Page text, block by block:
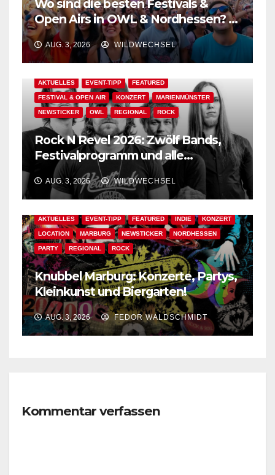
Wo sind die besten Festivals &
Open Airs in OWL & Nordhessen? –
Der Ww-Festival-Planer!
AUG. 3, 2026 WILDWECHSEL
AKTUELLES EVENT-TIPP FEATURED
FESTIVAL & OPEN AIR KONZERT MARIENMÜNSTER
NEWSTICKER OWL REGIONAL ROCK
Rock N Revel 2026: Zwölf Bands,
Festivalprogramm und alle
wichtigen Informationen!
AUG. 3, 2026 WILDWECHSEL
AKTUELLES EVENT-TIPP FEATURED INDIE KONZERT
LOCATION MARBURG NEWSTICKER NORDHESSEN
PARTY REGIONAL ROCK
Knubbel Marburg: Konzerte, Partys,
Kleinkunst und Biergarten!
AUG. 3, 2026 FEDOR WALDSCHMIDT
Kommentar verfassen